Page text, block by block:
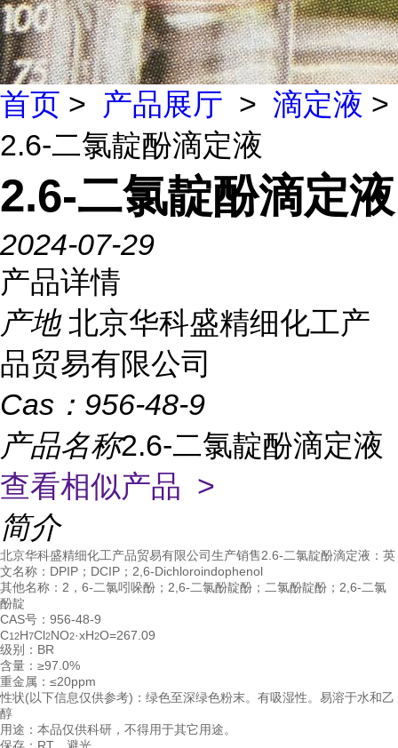
首页 > 产品展厅 > 滴定液 >
2.6-二氯靛酚滴定液
2.6-二氯靛酚滴定液
2024-07-29
产品详情
产地 北京华科盛精细化工产
品贸易有限公司
Cas： 956-48-9
产品名称2.6-二氯靛酚滴定液
查看相似产品 >
简介
北京华科盛精细化工产品贸易有限公司生产销售2.6-二氯靛酚滴定液：英
文名称：DPIP；DCIP；2,6-Dichloroindophenol
其他名称：2，6-二氯吲哚酚；2,6-二氯酚靛酚；二氯酚靛酚；2,6-二氯
酚靛
CAS号：956-48-9
C12H7Cl2NO2·xH2O=267.09
级别：BR
含量：≥97.0%
重金属：≤20ppm
性状(以下信息仅供参考)：绿色至深绿色粉末。有吸湿性。易溶于水和乙
醇
用途：本品仅供科研，不得用于其它用途。